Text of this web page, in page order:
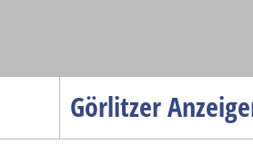
Görlitzer